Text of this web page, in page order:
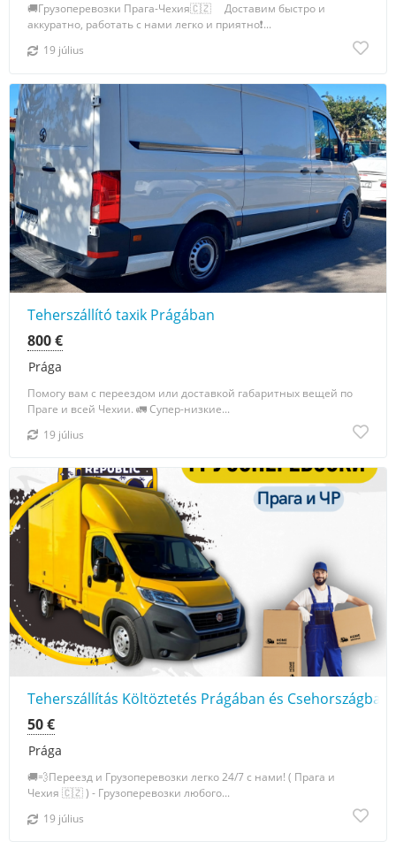
🚚Грузоперевозки Прага-Чехия🇨🇿 ⠀ Доставим быстро и
аккуратно, работать с нами легко и приятно❗️...
19 július
Teherszállító taxik Prágában
Prága
800 €
Помогу вам с переездом или доставкой габаритных вещей по
Праге и всей Чехии. 🚛 Супер-низкие...
19 július
Teherszállítás Költöztetés Prágában és Csehországban
Prága
50 €
🚚💨Переезд и Грузоперевозки легко 24/7 с нами! ( Прага и
Чехия 🇨🇿 ) - Грузоперевозки любого...
19 július